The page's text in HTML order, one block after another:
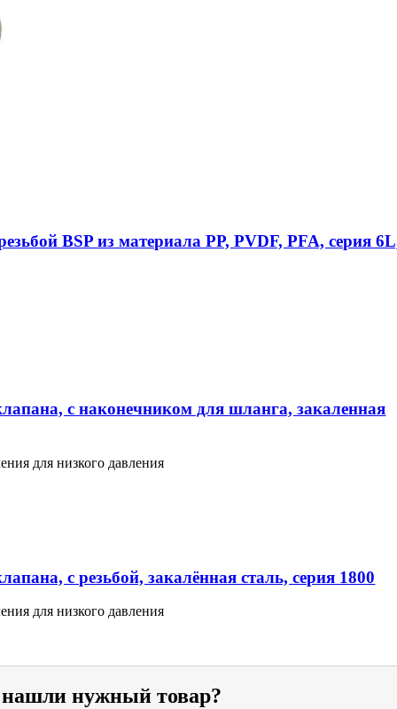
BSP из материала PP, PVDF, PFA, серия
с наконечником для шланга, закаленная
для низкого давления
с резьбой, закалённая сталь, серия 1800
для низкого давления
нужный товар?